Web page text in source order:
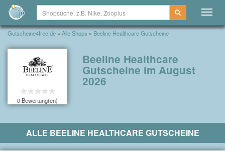
Gutscheine4free.de » Alle Shops » Beeline Healthcare Gutscheine
0 Bewertung(en)
Beeline Healthcare
Gutscheine im August
2026
ALLE BEELINE HEALTHCARE GUTSCHEINE